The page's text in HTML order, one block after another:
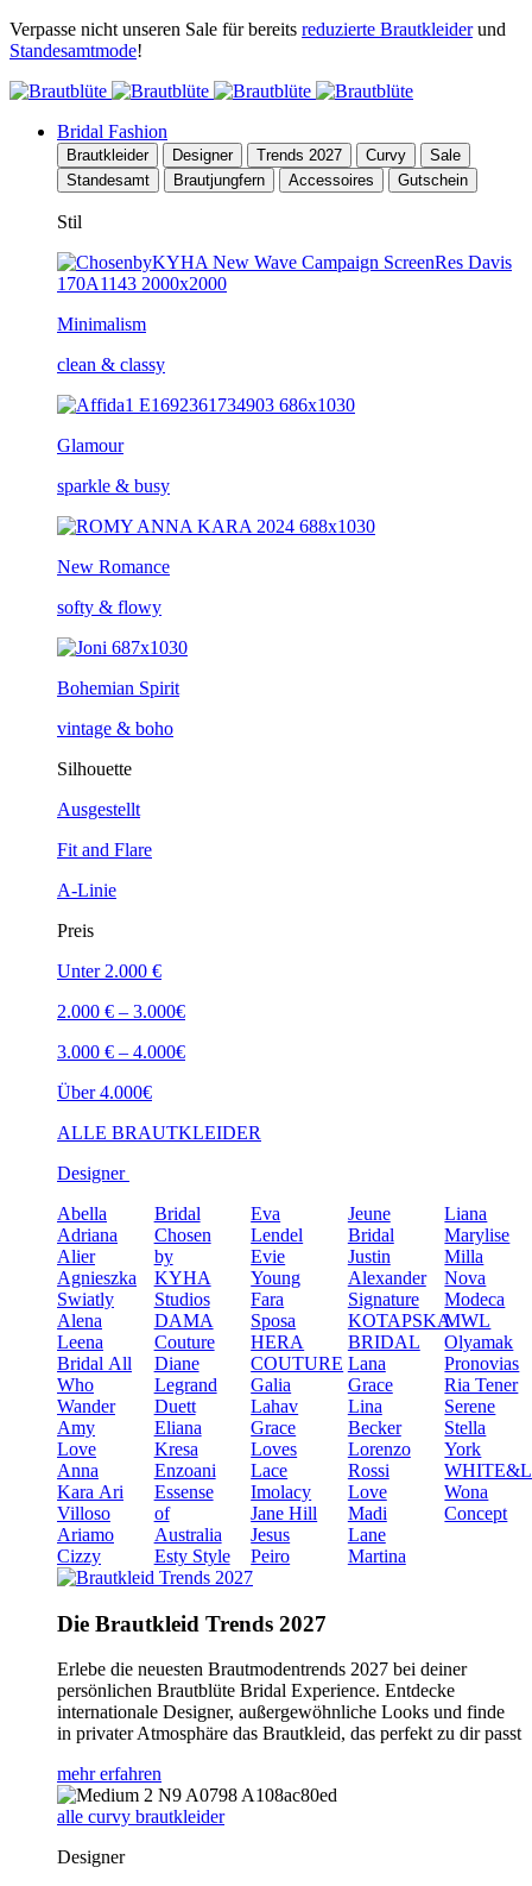
Verpasse nicht unseren Sale für bereits reduzierte Brautkleiderund
Standesamtmode!
Bridal Fashion
Brautkleider Designer Trends 2027 Curvy
Sale
Standesamt
Brautjungfern Accessoires Gutschein
Stil
Minimalism
clean & classy
Glamour
sparkle & busy
New Romance
softy & flowy
Bohemian Spirit
vintage & boho
Silhouette
Ausgestellt
Fit and Flare
A-Linie
Preis
Unter 2.000 €
2.000 € – 3.000€
3.000 € – 4.000€
Über 4.000€
ALLE BRAUTKLEIDER
Designer
Abella
Adriana
Alier
Agnieszka
Swiatly
Alena
Leena
Bridal All
Who
Wander
Amy
Love
Anna
Kara Ari
Villoso
Ariamo
Cizzy
Bridal
Chosen
by
KYHA
Studios
DAMA
Couture
Diane
Legrand
Duett
Eliana
Kresa
Enzoani
Essense
of
Australia
Esty Style
Eva
Lendel
Evie
Young
Fara
Sposa
HERA
COUTURE
Galia
Lahav
Grace
Loves
Lace
Imolacy
Jane Hill
Jesus
Peiro
Jeune
Bridal
Justin
Alexander
Signature
KOTAPSKA
BRIDAL
Lana
Grace
Lina
Becker
Lorenzo
Rossi
Love
Madi
Lane
Martina
Liana
Marylise
Milla
Nova
Modeca
MWL
Olyamak
Pronovias
Ria Tener
Serene
Stella
York
Wona
Concept
Die Brautkleid Trends 2027
Erlebe die neuesten Brautmodentrends 2027 bei deiner
persönlichen Brautblüte Bridal Experience. Entdecke
internationale Designer, außergewöhnliche Looks und finde
in privater Atmosphäre das Brautkleid, das perfekt zu dir passt
mehr erfahren
alle curvy brautkleider
Designer